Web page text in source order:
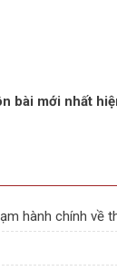
bài mới nhất
hành chính về